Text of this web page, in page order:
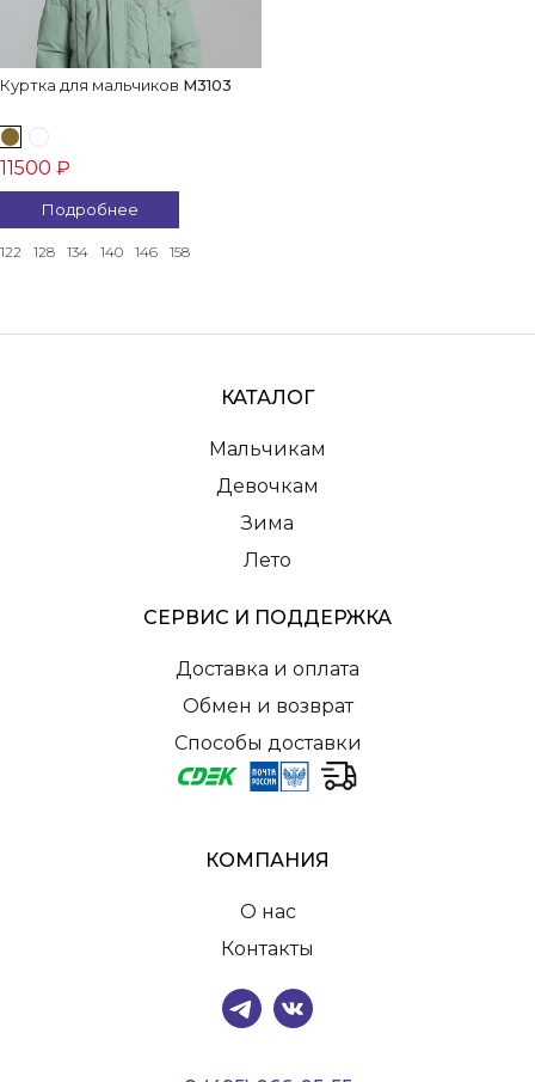
Куртка для мальчиков M3103
11500 ₽
Подробнее
122 128 134 140 146 158
КАТАЛОГ
Мальчикам
Девочкам
Зима
Лето
СЕРВИС И ПОДДЕРЖКА
Доставка и оплата
Обмен и возврат
Способы доставки
КОМПАНИЯ
О нас
Контакты